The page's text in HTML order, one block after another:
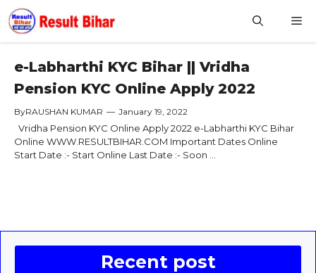
Skip
to
content
e-Labharthi KYC Bihar || Vridha
Pension KYC Online Apply 2022
ByRAUSHAN KUMAR — January 19, 2022
Vridha Pension KYC Online Apply 2022 e-Labharthi KYC Bihar
Online WWW.RESULTBIHAR.COM Important Dates Online
Start Date :- Start Online Last Date :- Soon ...
Recent post